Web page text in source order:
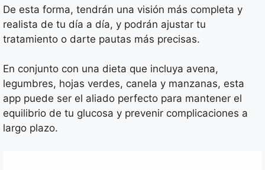
De esta forma, tendrán una visión más completa y
realista de tu día a día, y podrán ajustar tu
tratamiento o darte pautas más precisas.
En conjunto con una dieta que incluya avena,
legumbres, hojas verdes, canela y manzanas, esta
app puede ser el aliado perfecto para mantener el
equilibrio de tu glucosa y prevenir complicaciones a
largo plazo.